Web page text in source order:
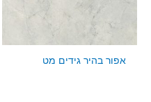
אפור בהיר גידים מט